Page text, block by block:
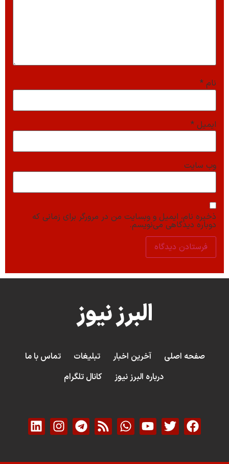
نام *
ایمیل *
وب‌ سایت
ذخیره نام، ایمیل و وبسایت من در مرورگر برای زمانی که
دوباره دیدگاهی می‌نویسم.
البرز نیوز
صفحه اصلی آخرین اخبار تبلیغات
تماس با ما
درباره البرز نیوز
کانال تلگرام